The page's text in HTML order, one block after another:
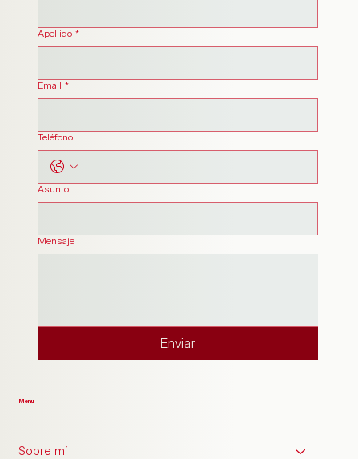
Menu
Sobre mí
Apellido *
Email *
Teléfono
Asunto
Mensaje
Enviar